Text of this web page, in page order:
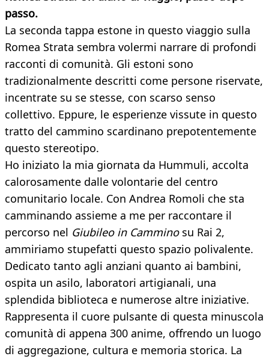
passo.
La seconda tappa estone in questo viaggio sulla
Romea Strata sembra volermi narrare di profondi
racconti di comunità. Gli estoni sono
tradizionalmente descritti come persone riservate,
incentrate su se stesse, con scarso senso
collettivo. Eppure, le esperienze vissute in questo
tratto del cammino scardinano prepotentemente
questo stereotipo.
Ho iniziato la mia giornata da Hummuli, accolta
calorosamente dalle volontarie del centro
comunitario locale. Con Andrea Romoli che sta
camminando assieme a me per raccontare il
percorso nel Giubileo in Camminosu Rai 2,
ammiriamo stupefatti questo spazio polivalente.
Dedicato tanto agli anziani quanto ai bambini,
ospita un asilo, laboratori artigianali, una
splendida biblioteca e numerose altre iniziative.
Rappresenta il cuore pulsante di questa minuscola
comunità di appena 300 anime, offrendo un luogo
di aggregazione, cultura e memoria storica. La